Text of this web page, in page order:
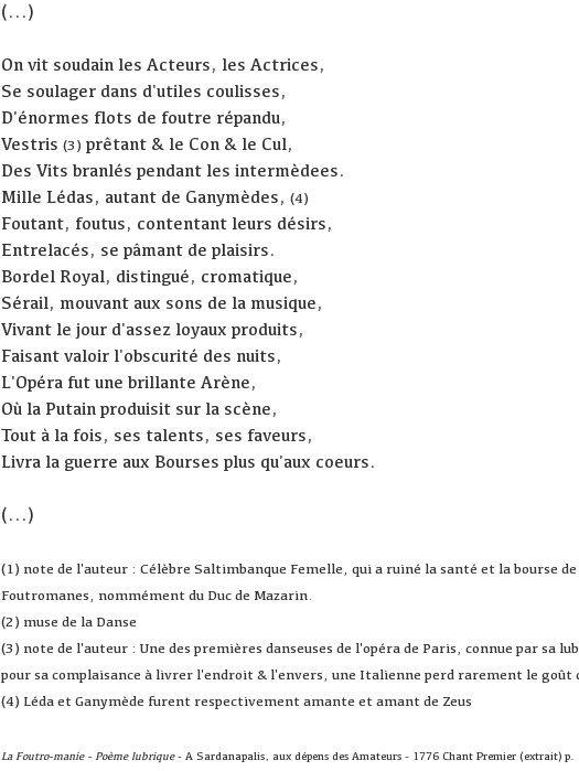
(...)
On vit soudain les Acteurs, les Actrices,
Se soulager dans d'utiles coulisses,
D'énormes flots de foutre répandu,
Vestris(3) prêtant & le Con & le Cul,
Des Vits branlés pendant les intermèdees.
Mille Lédas, autant de Ganymèdes,(4)
Foutant, foutus, contentant leurs désirs,
Entrelacés, se pâmant de plaisirs.
Bordel Royal, distingué, cromatique,
Sérail, mouvant aux sons de la musique,
Vivant le jour d'assez loyaux produits,
Faisant valoir l'obscurité des nuits,
L'Opéra fut une brillante Arène,
Où la Putain produisit sur la scène,
Tout à la fois, ses talents, ses faveurs,
Livra la guerre aux Bourses plus qu'aux coeurs.
(...)
(1) note de l'auteur : Célèbre Saltimbanque Femelle, qui a ruiné la santé et la bourse de
Foutromanes, nommément du Duc de Mazarin.
(2) muse de la Danse
(3) note de l'auteur : Une des premières danseuses de l'opéra de Paris, connue par sa
pour sa complaisance à livrer l'endroit & l'envers, une Italienne perd rarement le goût
(4) Léda et Ganymède furent respectivement amante et amant de Zeus
La Foutro-manie - Poème lubrique- A Sardanapalis, aux dépens des Amateurs - 1776 Chant Premier (extrait)